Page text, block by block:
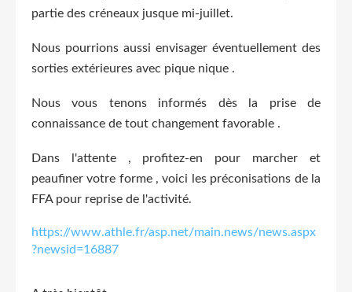
partie des créneaux jusque mi-juillet.
Nous pourrions aussi envisager éventuellement des
sorties extérieures avec pique nique .
Nous vous tenons informés dès la prise de
connaissance de tout changement favorable .
Dans l'attente , profitez-en pour marcher et
peaufiner votre forme , voici les préconisations de la
FFA pour reprise de l'activité.
https://www.athle.fr/asp.net/main.news/news.aspx
?newsid=16887